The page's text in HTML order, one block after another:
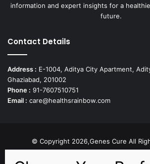
information and expert insights for a
future.
Contact Details
Address : E-1004, Aditya City Apartment,
Ghaziabad, 201002
Phone : 91-7607510751
Email : care@healthsrainbow.com
© Copyright 2026,Genes Cure All